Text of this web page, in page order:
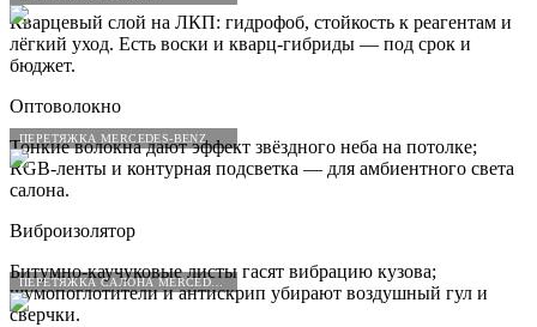
ПЕРЕТЯЖКА MERCEDES-BENZ
ПЕРЕТЯЖКА САЛОНА MERCEDES-BENZ
Кварцевый слой на ЛКП: гидрофоб, стойкость к реагентам и
лёгкий уход. Есть воски и кварц-гибриды — под срок и
бюджет.
Оптоволокно
Тонкие волокна дают эффект звёздного неба на потолке;
RGB-ленты и контурная подсветка — для амбиентного света
салона.
Виброизолятор
Битумно-каучуковые листы гасят вибрацию кузова;
шумопоглотители и антискрип убирают воздушный гул и
сверчки.